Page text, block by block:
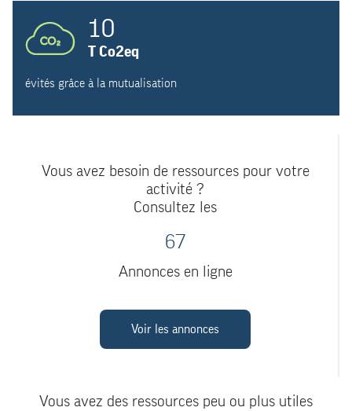
10
T Co2eq
évités grâce à la mutualisation
Vous avez besoin de ressources pour votre
activité ?
Consultez les
67
Annonces en ligne
Voir les annonces
Vous avez des ressources peu ou plus utiles